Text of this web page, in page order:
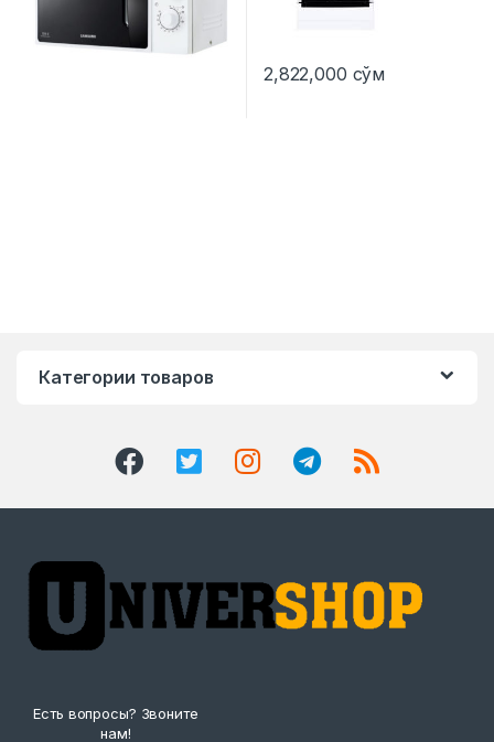
2,822,000 сўм
Категории товаров
Есть вопросы? Звоните
нам!